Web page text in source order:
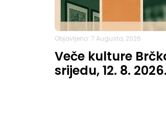
Objavljeno: 7 Augusta, 2026
Veče kulture
srijedu, 12. 8.